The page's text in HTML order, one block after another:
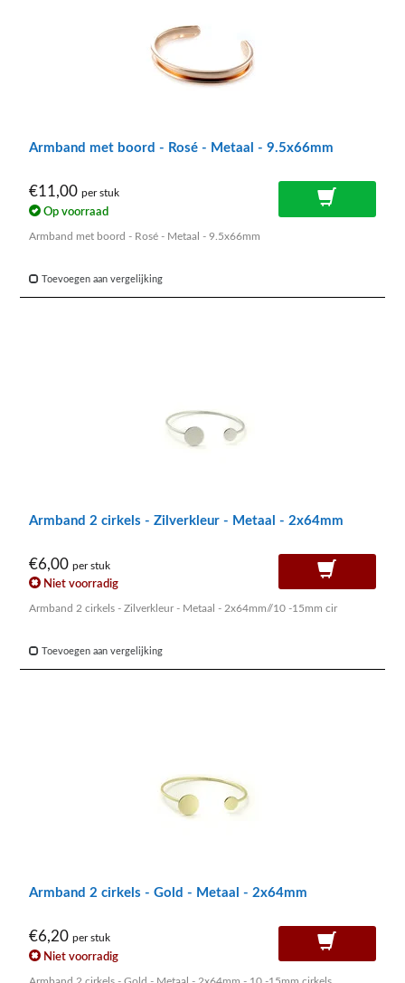
Armband met boord - Rosé - Metaal - 9.5x66mm
€11,00 per stuk
Op voorraad
Armband met boord - Rosé - Metaal - 9.5x66mm
Toevoegen aan vergelijking
Armband 2 cirkels - Zilverkleur - Metaal - 2x64mm
€6,00 per stuk
Niet voorradig
Armband 2 cirkels - Zilverkleur - Metaal - 2x64mm//10 -15mm cir
Toevoegen aan vergelijking
Armband 2 cirkels - Gold - Metaal - 2x64mm
€6,20 per stuk
Niet voorradig